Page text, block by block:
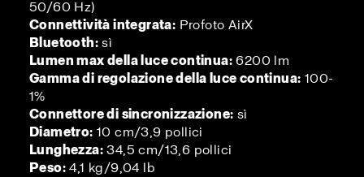
50/60 Hz)
Connettività integrata: Profoto AirX
Bluetooth: sì
Lumen max della luce continua: 6200 lm
Gamma di regolazione della luce continua: 100-
1%
Connettore di sincronizzazione: sì
Diametro: 10 cm/3,9 pollici
Lunghezza: 34,5 cm/13,6 pollici
Peso: 4,1 kg/9,04 lb